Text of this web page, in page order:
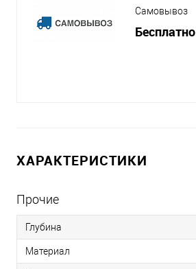
Самовывоз
Бесплатно
ХАРАКТЕРИСТИКИ
Прочие
Глубина
Материал